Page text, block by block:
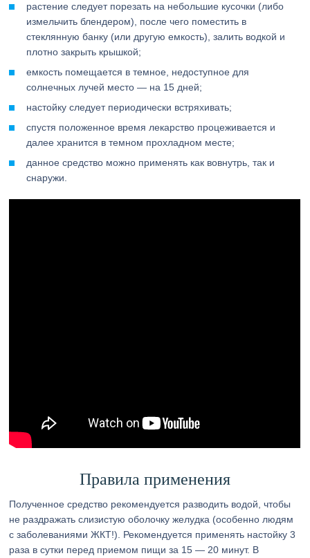
растение следует порезать на небольшие кусочки (либо
измельчить блендером), после чего поместить в
стеклянную банку (или другую емкость), залить водкой и
плотно закрыть крышкой;
емкость помещается в темное, недоступное для
солнечных лучей место — на 15 дней;
настойку следует периодически встряхивать;
спустя положенное время лекарство процеживается и
далее хранится в темном прохладном месте;
данное средство можно применять как вовнутрь, так и
снаружи.
Правила применения
Полученное средство рекомендуется разводить водой, чтобы
не раздражать слизистую оболочку желудка (особенно людям
с заболеваниями ЖКТ!). Рекомендуется применять настойку 3
раза в сутки перед приемом пищи за 15 — 20 минут. В